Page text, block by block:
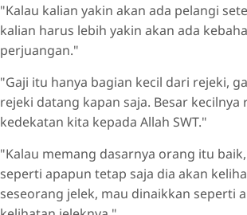
"Kalau kalian yakin akan ada pelangi
kalian harus lebih yakin akan ada
perjuangan."
"Gaji itu hanya bagian kecil dari rejeki,
rejeki datang kapan saja. Besar
kedekatan kita kepada Allah SWT."
"Kalau memang dasarnya orang itu
seperti apapun tetap saja dia akan
seseorang jelek, mau dinaikkan seperti